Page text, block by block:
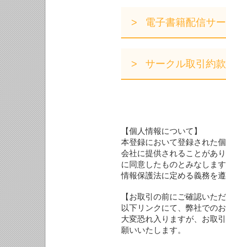
電子書籍配信サ
サークル取引約款
【個人情報について】
本登録において登録された
会社に提供されることがあ
に同意したものとみなしま
情報保護法に定める義務を
【お取引の前にご確認いた
以下リンクにて、弊社での
大変恐れ入りますが、お取
願いいたします。